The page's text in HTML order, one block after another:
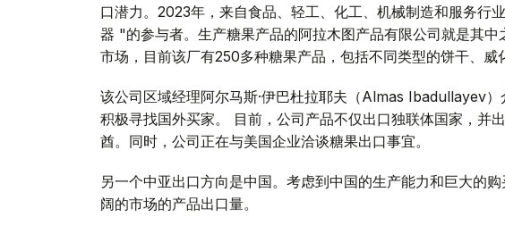
口潜力。2023年，来自食品、轻工、化工、机械制造和服务行
器 "的参与者。生产糖果产品的阿拉木图产品有限公司就是其
市场，目前该厂有250多种糖果产品，包括不同类型的饼干、威
该公司区域经理阿尔马斯·伊巴杜拉耶夫（Almas Ibadullayev
积极寻找国外买家。 目前，公司产品不仅出口独联体国家，并
酋。同时，公司正在与美国企业洽谈糖果出口事宜。
另一个中亚出口方向是中国。考虑到中国的生产能力和巨大的
阔的市场的产品出口量。